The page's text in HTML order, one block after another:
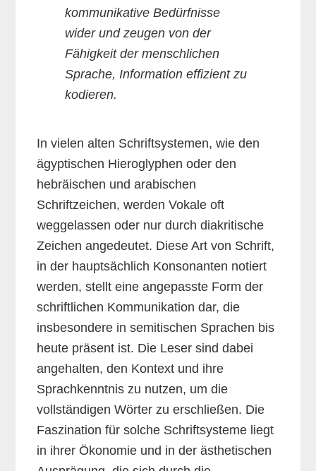
kommunikative Bedürfnisse
wider und zeugen von der
Fähigkeit der menschlichen
Sprache, Information effizient zu
kodieren.
In vielen alten Schriftsystemen, wie den
ägyptischen Hieroglyphen oder den
hebräischen und arabischen
Schriftzeichen, werden Vokale oft
weggelassen oder nur durch diakritische
Zeichen angedeutet. Diese Art von Schrift,
in der hauptsächlich Konsonanten notiert
werden, stellt eine angepasste Form der
schriftlichen Kommunikation dar, die
insbesondere in semitischen Sprachen bis
heute präsent ist. Die Leser sind dabei
angehalten, den Kontext und ihre
Sprachkenntnis zu nutzen, um die
vollständigen Wörter zu erschließen. Die
Faszination für solche Schriftsysteme liegt
in ihrer Ökonomie und in der ästhetischen